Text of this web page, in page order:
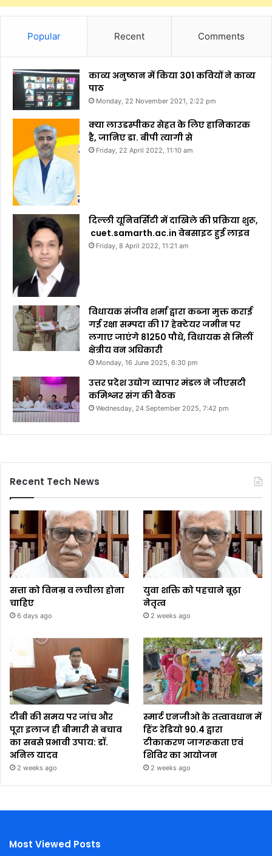
Popular Recent Comments
काव्य अनुष्ठान में किया 301 कवियों ने काव्य
पाठ
Monday, 22 November 2021, 2:22 pm
क्या लाउडस्पीकर सेहत के लिए हानिकारक
है, जानिए डा. बीपी त्यागी से
Friday, 22 April 2022, 11:10 am
दिल्ली यूनिवर्सिटी में दाखिले की प्रक्रिया शुरू,
cuet.samarth.ac.in वेबसाइट हुई लाइव
Friday, 8 April 2022, 11:21 am
विधायक संजीव शर्मा द्वारा कब्जा मुक्त कराई
गई रक्षा सम्पदा की 17 हेक्टेयर जमीन पर
लगाए जाएंगे 81250 पौधे, विधायक से मिलीं
क्षेत्रीय वन अधिकारी
Monday, 16 June 2025, 6:30 pm
उत्तर प्रदेश उद्योग व्यापार मंडल ने जीएसटी
कमिश्नर संग की बैठक
Wednesday, 24 September 2025, 7:42 pm
Recent Tech News
सत्ता को विनम्र व लचीला होना
चाहिए
6 days ago
युवा शक्ति को पहचाने बूढ़ा
नेतृत्व
2 weeks ago
टीबी की समय पर जांच और
पूरा इलाज ही बीमारी से बचाव
का सबसे प्रभावी उपाय: डॉ.
अनिल यादव
2 weeks ago
स्मार्ट एनजीओ के तत्वावधान में
हिंट रेडियो 90.4 द्वारा
टीकाकरण जागरूकता एवं
शिविर का आयोजन
2 weeks ago
Most Viewed Posts